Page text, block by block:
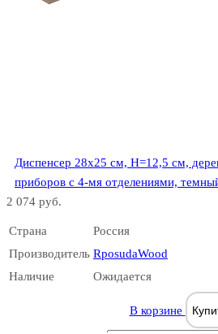
Диспенсер 28х25 см, Н=12,5 см,
приборов с 4-мя отделениями,
2 074 руб.
Страна
Россия
Производитель RposudaWood
Наличие
Ожидается
В корзине